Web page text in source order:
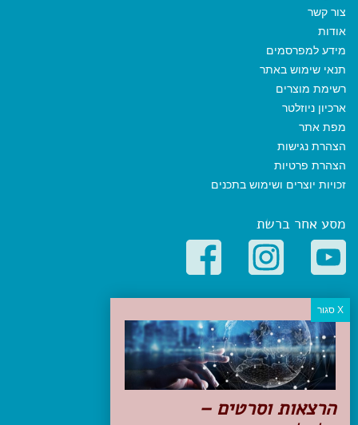
צור קשר
אודות
מידע למפרסמים
תנאי שימוש באתר
רשימת מוצרים
ארכיון ניוזלטר
מפת אתר
הצהרת נגישות
הצהרת פרטיות
זכויות יוצרים ושימוש בתכנים
מסע אחר ברשת
קטגוריות פופולריות
יעדים
טיולים בישראל
מלונות בוטיק בישראל
טיפים והמלצות
הכנות לנסיעה
הרצאות וסרטים –